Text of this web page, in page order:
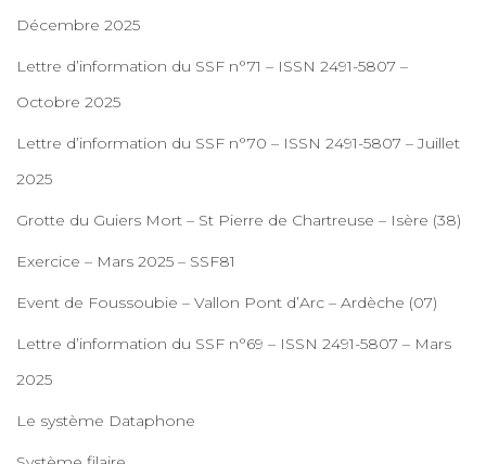
Décembre 2025
Lettre d’information du SSF n°71 – ISSN 2491-5807 –
Octobre 2025
Lettre d’information du SSF n°70 – ISSN 2491-5807 – Juillet
2025
Grotte du Guiers Mort – St Pierre de Chartreuse – Isère (38)
Exercice – Mars 2025 – SSF81
Event de Foussoubie – Vallon Pont d’Arc – Ardèche (07)
Lettre d’information du SSF n°69 – ISSN 2491-5807 – Mars
2025
Le système Dataphone